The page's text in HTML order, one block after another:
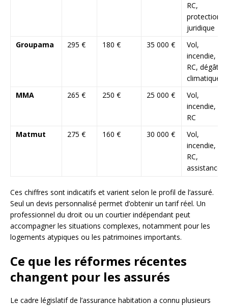
RC,
protection
juridique
Groupama
295 € 180 € 35 000 €
Vol,
incendie,
RC, dégâts
climatiques
MMA
265 € 250 € 25 000 €
Vol,
incendie,
RC
Matmut
275 € 160 € 30 000 €
Vol,
incendie,
RC,
assistance
Ces chiffres sont indicatifs et varient selon le profil de l’assuré.
Seul un devis personnalisé permet d’obtenir un tarif réel. Un
professionnel du droit ou un courtier indépendant peut
accompagner les situations complexes, notamment pour les
logements atypiques ou les patrimoines importants.
Ce que les réformes récentes
changent pour les assurés
Le cadre législatif de l’assurance habitation a connu plusieurs